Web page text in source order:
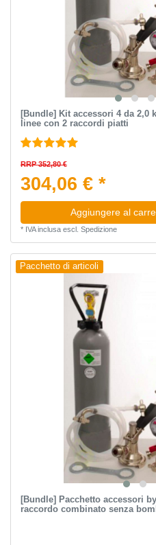
[Bundle] Kit accessori 4 da 2,0
linee con 2 raccordi piatti
RRP 352,80 €
304,06 € *
Aggiungere al
* IVA inclusaescl. Spedizione
Pacchetto di articoli
[Bundle] Pacchetto accessori
raccordo combinato senza